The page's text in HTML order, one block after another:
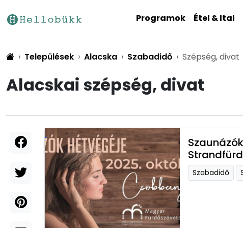
Programok Étel & Ital
Települések Alacska Szabadidő Szépség, divat
Alacskai szépség, divat
Szabadidő